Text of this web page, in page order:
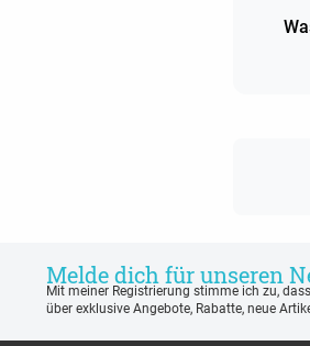
Melde dich für unseren
Mit meiner Registrierung stimme ich zu,
über exklusive Angebote, Rabatte, neue